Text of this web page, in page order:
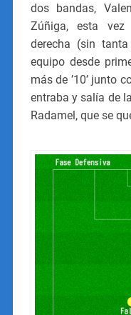
dos bandas,
Zúñiga, esta
derecha (sin
equipo desde
más de ’10’ junto
entraba y salía de
Radamel, que se